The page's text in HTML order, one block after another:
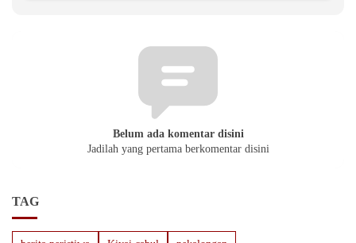
Belum ada komentar disini
Jadilah yang pertama berkomentar disini
TAG